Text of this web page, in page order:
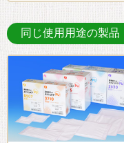
同じ使用用途の製品